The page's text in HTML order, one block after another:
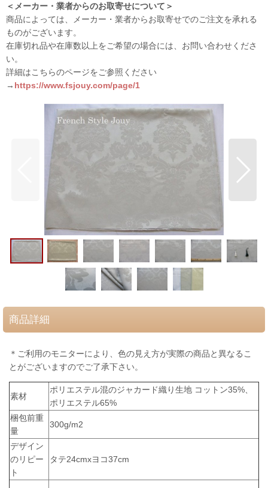
＜メーカー・業者からのお取寄せについて＞
商品によっては、メーカー・業者からお取寄せでのご注文を承れる
ものがございます。
在庫切れ品や在庫数以上をご希望の場合には、お問い合わせくださ
い。
詳細はこちらのページをご参照ください
→ https://www.fsjouy.com/page/1
商品詳細
＊ご利用のモニターにより、色の見え方が実際の商品と異なるこ
とがございますのでご了承下さい。
素材
ポリエステル混のジャカード織り生地 コットン35%、
ポリエステル65%
梱包前重
量
300g/m2
デザイン
のリピー
ト
タテ24cmxヨコ37cm